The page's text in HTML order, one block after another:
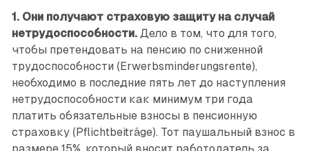
1. Они получают страховую защиту на случай
нетрудоспособности.Дело в том, что для того,
чтобы претендовать на пенсию по сниженной
трудоспособности (Erwerbsminderungsrente),
необходимо в последние пять лет до наступ­ления
нетрудоспособности как минимум три года
платить обязательные взносы в пенсионную
страховку (Pflichtbeiträge). Тот паушальный взнос в